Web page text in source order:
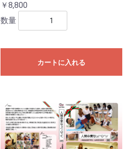
￥8,800
数量
カートに入れる